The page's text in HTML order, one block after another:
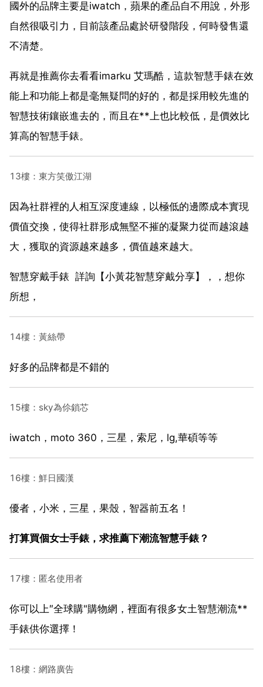
國外的品牌主要是iwatch，蘋果的產品自不用說，外形
自然很吸引力，目前該產品處於研發階段，何時發售還
不清楚。
再就是推薦你去看看imarku 艾瑪酷，這款智慧手錶在效
能上和功能上都是毫無疑問的好的，都是採用較先進的
智慧技術鑲嵌進去的，而且在**上也比較低，是價效比
算高的智慧手錶。
13樓：東方笑傲江湖
因為社群裡的人相互深度連線，以極低的邊際成本實現
價值交換，使得社群形成無堅不摧的凝聚力從而越滾越
大，獲取的資源越來越多，價值越來越大。
智慧穿戴手錶 詳詢【小黃花智慧穿戴分享】，，想你
所想，
14樓：黃絲帶
好多的品牌都是不錯的
15樓：sky為伱鎖芯
iwatch，moto 360，三星，索尼，lg,華碩等等
16樓：鮮日國漢
優者，小米，三星，果殼，智器前五名！
打算買個女士手錶，求推薦下潮流智慧手錶？
17樓：匿名使用者
你可以上″全球購"購物網，裡面有很多女土智慧潮流**
手錶供你選擇！
18樓：網路廣告